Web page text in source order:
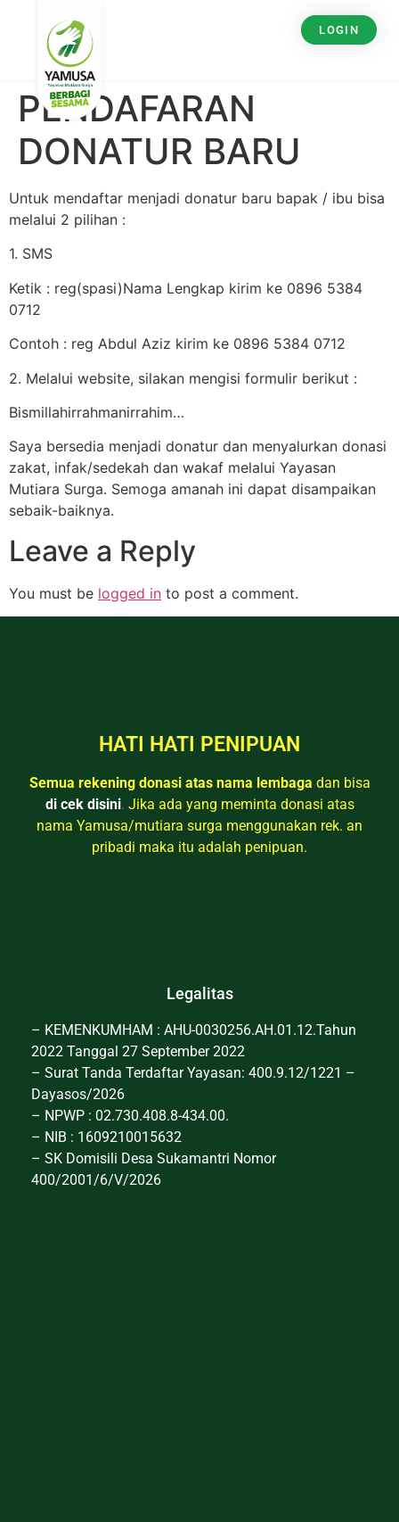
LOGIN
PENDAFARAN
DONATUR BARU
Untuk mendaftar menjadi donatur baru bapak / ibu bisa
melalui 2 pilihan :
1. SMS
Ketik : reg(spasi)Nama Lengkap kirim ke 0896 5384
0712
Contoh : reg Abdul Aziz kirim ke 0896 5384 0712
2. Melalui website, silakan mengisi formulir berikut :
Bismillahirrahmanirrahim…
Saya bersedia menjadi donatur dan menyalurkan donasi
zakat, infak/sedekah dan wakaf melalui Yayasan
Mutiara Surga. Semoga amanah ini dapat disampaikan
sebaik-baiknya.
Leave a Reply
You must be logged in to post a comment.
HATI HATI PENIPUAN
Semua rekening donasi atas nama lembaga dan bisa
di cek disini. Jika ada yang meminta donasi atas
nama Yamusa/mutiara surga menggunakan rek. an
pribadi maka itu adalah penipuan.
Legalitas
– KEMENKUMHAM : AHU-0030256.AH.01.12.Tahun
2022 Tanggal 27 September 2022
– Surat Tanda Terdaftar Yayasan: 400.9.12/1221 –
Dayasos/2026
– NPWP : 02.730.408.8-434.00.
– NIB : 1609210015632
– SK Domisili Desa Sukamantri Nomor
400/2001/6/V/2026